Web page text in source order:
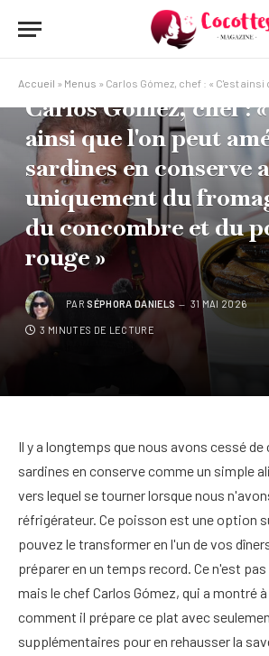
Accueil » Menus » Carlos Gómez, chef : « C'est ainsi que l'on peut améliorer les sardines en conserve avec
Carlos Gómez, chef :
ainsi que l'on peut
sardines en conserve
uniquement du
du concombre et du
rouge »
PAR SÉPHORA DANIELS 31 MAI 2026
3 MINUTES DE LECTURE
Il y a longtemps que nous avons cessé de
sardines en conserve comme un simple
vers lequel se tourner lorsque nous
réfrigérateur. Ce poisson est une option
pouvez le transformer en l'un de vos
préparer en un temps record. Ce n'est
mais le chef Carlos Gómez, qui a montré
comment il prépare ce plat avec
supplémentaires pour en rehausser la